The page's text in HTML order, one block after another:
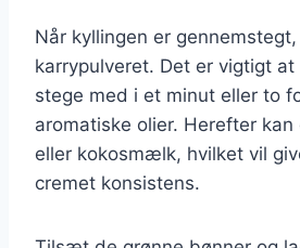
Når kyllingen er
karrypulveret. Det er vigtigt
stege med i et minut eller to
aromatiske olier. Herefter
eller kokosmælk, hvilket vil
cremet konsistens.